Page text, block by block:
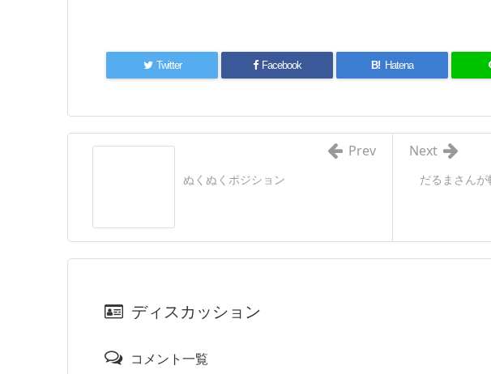
Twitter Facebook B! Hatena
だるまさん
Next
ぬくぬくポジション
Prev
ディスカッション
コメント一覧